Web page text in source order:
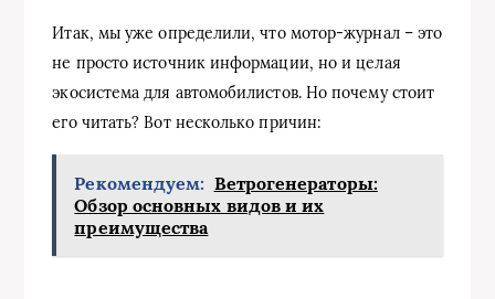
Итак, мы уже определили, что мотор-журнал – это
не просто источник информации, но и целая
экосистема для автомобилистов. Но почему стоит
его читать? Вот несколько причин:
Рекомендуем: Ветрогенераторы:
Обзор основных видов и их
преимущества